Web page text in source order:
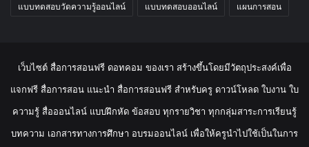
แบบทดสอบวัดความรู้ออนไลน์ แบบทดสอบออนไลน์ แผนการสอน
เว็บไซต์ สื่อการสอนฟรี ดอทคอม ของเรา สร้างขึ้นโดยมีวัตถุประสงค์เพื่อ
แจกฟรี สื่อการสอน แนะนำ สื่อการสอนฟรี สำหรับครู ดาวน์โหลด ใบงาน ใบ
ความรู้ สื่อออนไลน์ แบบฝึกหัด ข้อสอบ ทุกรายวิชา ทุกกลุ่มสาระการเรียนรู้
บทความ เอกสารทางการศึกษา อบรมออนไลน์ เพื่อให้ครูนำไปใช้เป็นในการ